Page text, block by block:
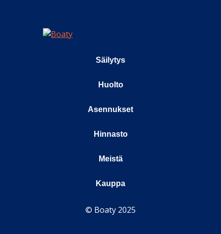
Säilytys
Huolto
Asennukset
Hinnasto
Meistä
Kauppa
© Boaty 2025